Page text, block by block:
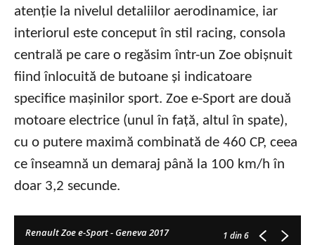
atenție la nivelul detaliilor aerodinamice, iar
interiorul este conceput în stil racing, consola
centrală pe care o regăsim într-un Zoe obișnuit
fiind înlocuită de butoane și indicatoare
specifice mașinilor sport. Zoe e-Sport are două
motoare electrice (unul în față, altul în spate),
cu o putere maximă combinată de 460 CP, ceea
ce înseamnă un demaraj până la 100 km/h în
doar 3,2 secunde.
Renault Zoe e-Sport - Geneva 2017 1 din 6